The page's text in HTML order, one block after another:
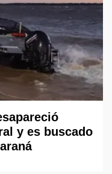
y es buscado